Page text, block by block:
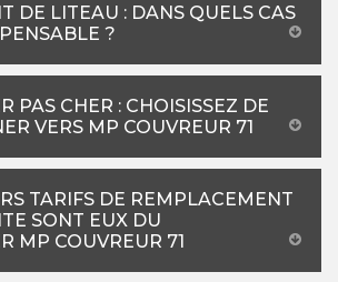
DE LITEAU : DANS QUELS CAS
?
PAS CHER : CHOISISSEZ DE
VERS MP COUVREUR 71
TARIFS DE REMPLACEMENT
SONT EUX DU
MP COUVREUR 71